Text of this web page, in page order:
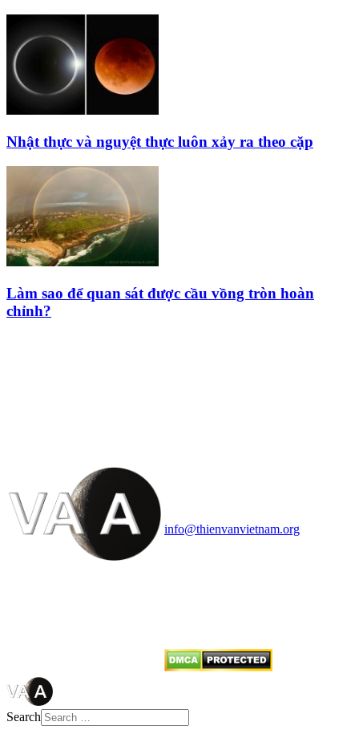
Nhật thực và nguyệt thực luôn xảy ra theo cặp
Làm sao để quan sát được cầu vồng tròn hoàn
chỉnh?
info@thienvanvietnam.org
Search